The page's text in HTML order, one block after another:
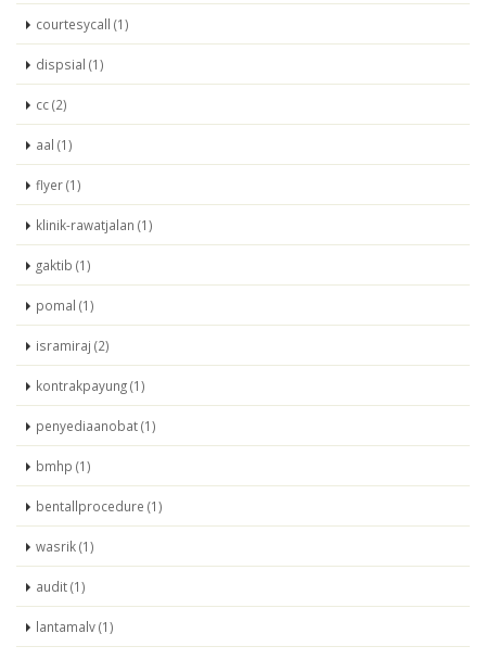
courtesycall (1)
dispsial (1)
cc (2)
aal (1)
flyer (1)
klinik-rawatjalan (1)
gaktib (1)
pomal (1)
isramiraj (2)
kontrakpayung (1)
penyediaanobat (1)
bmhp (1)
bentallprocedure (1)
wasrik (1)
audit (1)
lantamalv (1)